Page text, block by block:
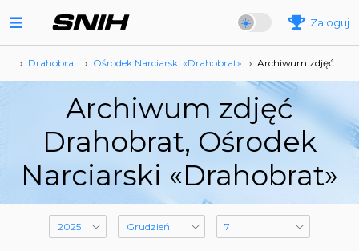
Zaloguj
… › Drahobrat › Ośrodek Narciarski «Drahobrat» › Archiwum zdjęć
Archiwum zdjęć
Drahobrat, Ośrodek
Narciarski «Drahobrat»